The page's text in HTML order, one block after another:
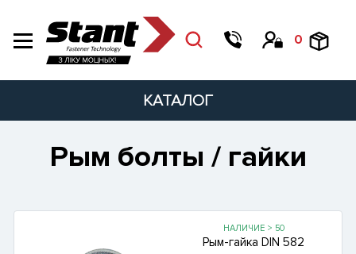
0
КАТАЛОГ
Рым болты / гайки
НАЛИЧИЕ > 50
Рым-гайка DIN 582